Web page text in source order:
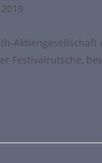
Festivalrutsche,